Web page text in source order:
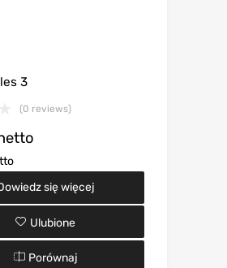
3
(0 reviews)
się więcej
Ulubione
Porównaj